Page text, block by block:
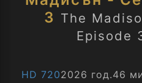
3 The
Episode
HD 7202026 год.46